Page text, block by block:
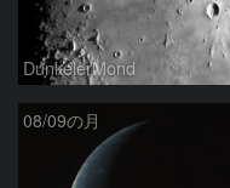
DunkelerMond
08/09の月